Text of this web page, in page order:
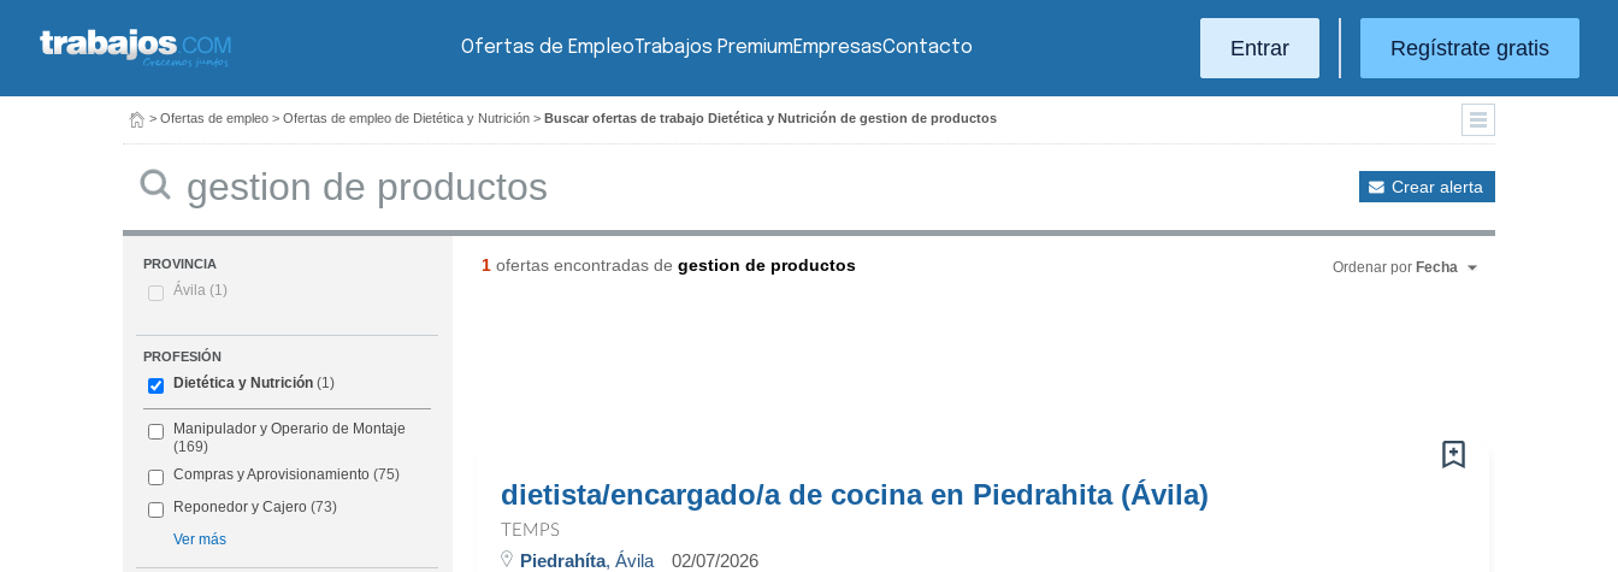
Ofertas de EmpleoTrabajos PremiumEmpresasContacto Entrar Regístrate gratis
> Ofertas de empleo > Ofertas de empleo de Dietética y Nutrición > Buscar ofertas de trabajo Dietética y Nutrición de gestion de productos
Crear alerta
PROVINCIA
Ávila (1)
PROFESIÓN
Dietética y Nutrición (1)
Manipulador y Operario de Montaje
(169)
Compras y Aprovisionamiento (75)
Reponedor y Cajero (73)
Ver más
1ofertas encontradas de gestion de productos Ordenar por Fecha
dietista/encargado/a de cocina en Piedrahita (Ávila)
TEMPS
Piedrahíta, Ávila 02/07/2026